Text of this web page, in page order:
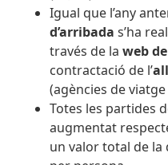
Igual que l’any
d’arribada s’ha
través de laweb
contractació de l’
(agències de
Totes les partides
augmentat
un valor total de la